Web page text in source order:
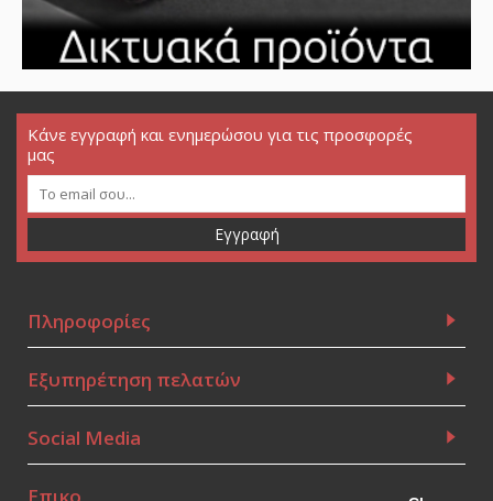
Κάνε εγγραφή και ενημερώσου για τις προσφορές
μας
Εγγραφή
Πληροφορίες
Εξυπηρέτηση πελατών
Social Media